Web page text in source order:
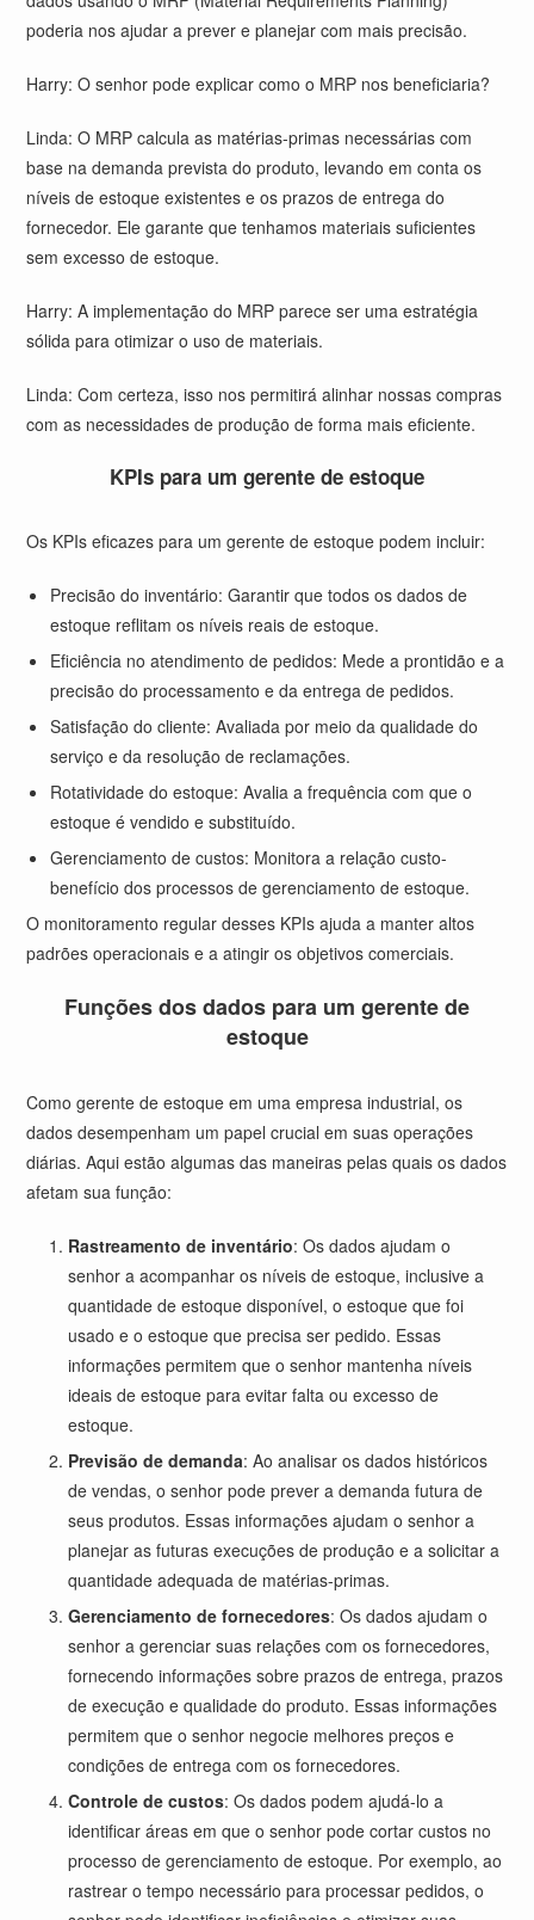
poderia nos ajudar a prever e planejar com mais precisão.
Harry: O senhor pode explicar como o MRP nos beneficiaria?
Linda: O MRP calcula as matérias-primas necessárias com
base na demanda prevista do produto, levando em conta os
níveis de estoque existentes e os prazos de entrega do
fornecedor. Ele garante que tenhamos materiais suficientes
sem excesso de estoque.
Harry: A implementação do MRP parece ser uma estratégia
sólida para otimizar o uso de materiais.
Linda: Com certeza, isso nos permitirá alinhar nossas compras
com as necessidades de produção de forma mais eficiente.
KPIs para um gerente de estoque
Os KPIs eficazes para um gerente de estoque podem incluir:
Precisão do inventário: Garantir que todos os dados de
estoque reflitam os níveis reais de estoque.
Eficiência no atendimento de pedidos: Mede a prontidão e a
precisão do processamento e da entrega de pedidos.
Satisfação do cliente: Avaliada por meio da qualidade do
serviço e da resolução de reclamações.
Rotatividade do estoque: Avalia a frequência com que o
estoque é vendido e substituído.
Gerenciamento de custos: Monitora a relação custo-
benefício dos processos de gerenciamento de estoque.
O monitoramento regular desses KPIs ajuda a manter altos
padrões operacionais e a atingir os objetivos comerciais.
Funções dos dados para um gerente de
estoque
Como gerente de estoque em uma empresa industrial, os
dados desempenham um papel crucial em suas operações
diárias. Aqui estão algumas das maneiras pelas quais os dados
afetam sua função:
Rastreamento de inventário: Os dados ajudam o
senhor a acompanhar os níveis de estoque, inclusive a
quantidade de estoque disponível, o estoque que foi
usado e o estoque que precisa ser pedido. Essas
informações permitem que o senhor mantenha níveis
ideais de estoque para evitar falta ou excesso de
estoque.
Previsão de demanda: Ao analisar os dados históricos
de vendas, o senhor pode prever a demanda futura de
seus produtos. Essas informações ajudam o senhor a
planejar as futuras execuções de produção e a solicitar a
quantidade adequada de matérias-primas.
Gerenciamento de fornecedores: Os dados ajudam o
senhor a gerenciar suas relações com os fornecedores,
fornecendo informações sobre prazos de entrega, prazos
de execução e qualidade do produto. Essas informações
permitem que o senhor negocie melhores preços e
condições de entrega com os fornecedores.
Controle de custos: Os dados podem ajudá-lo a
identificar áreas em que o senhor pode cortar custos no
processo de gerenciamento de estoque. Por exemplo, ao
rastrear o tempo necessário para processar pedidos, o